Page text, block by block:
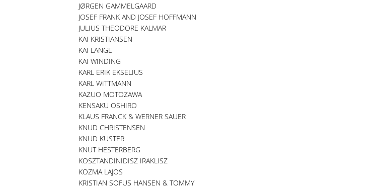
JØRGEN GAMMELGAARD
JOSEF FRANK AND JOSEF HOFFMANN
JULIUS THEODORE KALMAR
KAI KRISTIANSEN
KAI LANGE
KAI WINDING
KARL ERIK EKSELIUS
KARL WITTMANN
KAZUO MOTOZAWA
KENSAKU OSHIRO
KLAUS FRANCK & WERNER SAUER
KNUD CHRISTENSEN
KNUD KUSTER
KNUT HESTERBERG
KOSZTANDINIDISZ IRAKLISZ
KOZMA LAJOS
KRISTIAN SOFUS HANSEN & TOMMY